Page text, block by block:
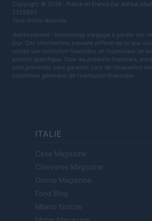
Copyright © 2026 · Publié en France par AdHub
2729933
Tous droits réservés
Avertissement : Investirmag s'engage à garder vos
jour. Ces informations peuvent différer de ce que
visitez une institution financière, un fournisseur de
produit spécifique. Tous les produits financiers,
sont présentés sans garantie. Lors de l'évaluation
conditions générales de l'institution financière.
ITALIE
Casa Magazine
Cineverse Magazine
Donne Magazine
Food Blog
Milano Notizie